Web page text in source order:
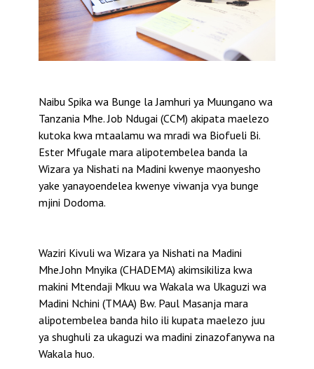
Naibu Spika wa Bunge la Jamhuri ya Muungano wa
Tanzania Mhe. Job Ndugai (CCM) akipata maelezo
kutoka kwa mtaalamu wa mradi wa Biofueli Bi.
Ester Mfugale mara alipotembelea banda la
Wizara ya Nishati na Madini kwenye maonyesho
yake yanayoendelea kwenye viwanja vya bunge
mjini Dodoma.
Waziri Kivuli wa Wizara ya Nishati na Madini
Mhe.John Mnyika (CHADEMA) akimsikiliza kwa
makini Mtendaji Mkuu wa Wakala wa Ukaguzi wa
Madini Nchini (TMAA) Bw. Paul Masanja mara
alipotembelea banda hilo ili kupata maelezo juu
ya shughuli za ukaguzi wa madini zinazofanywa na
Wakala huo.